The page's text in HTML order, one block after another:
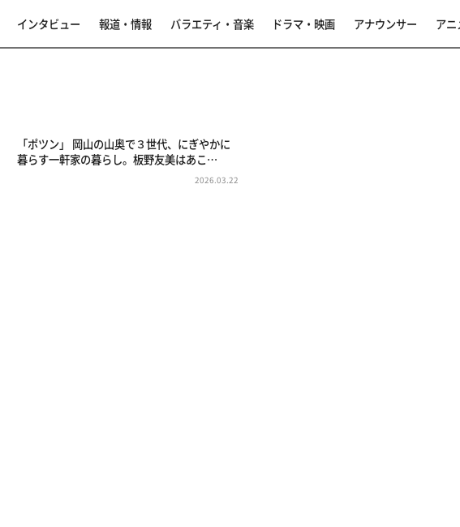
インタビュー 報道・情報 バラエティ・音楽 ドラマ・映画 アナウンサー アニ
「ポツン」 岡山の山奥で３世代、にぎやかに
暮らす一軒家の暮らし。板野友美はあこ…
2026.03.22